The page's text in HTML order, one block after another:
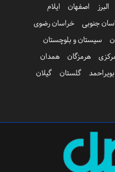
البرز اصفهان
ایلام
جنوبی
خراسان رضوی
سیستان و بلوچستان
هرمزگان
همدان
گلستان
گیلان